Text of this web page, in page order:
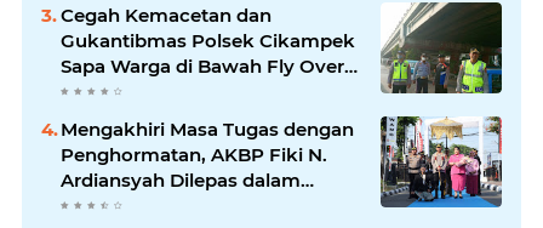
Cegah Kemacetan dan
Gukantibmas Polsek Cikampek
Sapa Warga di Bawah Fly Over
Cikampek
Mengakhiri Masa Tugas dengan
Penghormatan, AKBP Fiki N.
Ardiansyah Dilepas dalam
Upacara Farewell Parade oleh